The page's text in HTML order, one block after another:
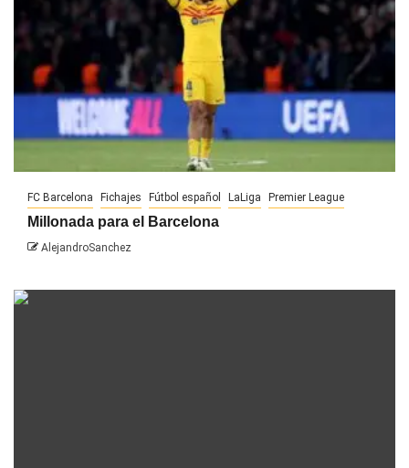
FC Barcelona Fichajes Fútbol español LaLiga Premier League
Millonada para el Barcelona
AlejandroSanchez